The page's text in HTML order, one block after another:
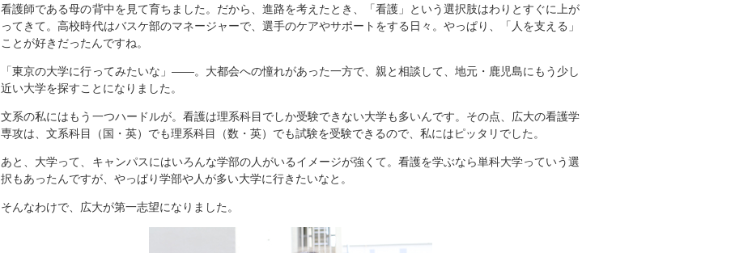
看護師である母の背中を見て育ちました。だから、進路を考えたとき、「看護」という選択肢はわりとすぐに上が
ってきて。高校時代はバスケ部のマネージャーで、選手のケアやサポートをする日々。やっぱり、「人を支える」
ことが好きだったんですね。
「東京の大学に行ってみたいな」――。大都会への憧れがあった一方で、親と相談して、地元・鹿児島にもう少し
近い大学を探すことになりました。
文系の私にはもう一つハードルが。看護は理系科目でしか受験できない大学も多いんです。その点、広大の看護学
専攻は、文系科目（国・英）でも理系科目（数・英）でも試験を受験できるので、私にはピッタリでした。
あと、大学って、キャンパスにはいろんな学部の人がいるイメージが強くて。看護を学ぶなら単科大学っていう選
択もあったんですが、やっぱり学部や人が多い大学に行きたいなと。
そんなわけで、広大が第一志望になりました。